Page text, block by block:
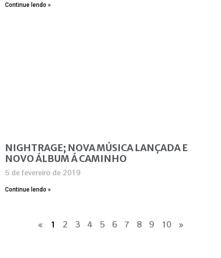
Continue lendo »
NIGHTRAGE; NOVA MÚSICA LANÇADA E
NOVO ÁLBUM Á CAMINHO
5 de fevereiro de 2019
Continue lendo »
« 1 2 3 4 5 6 7 8 9 10 »